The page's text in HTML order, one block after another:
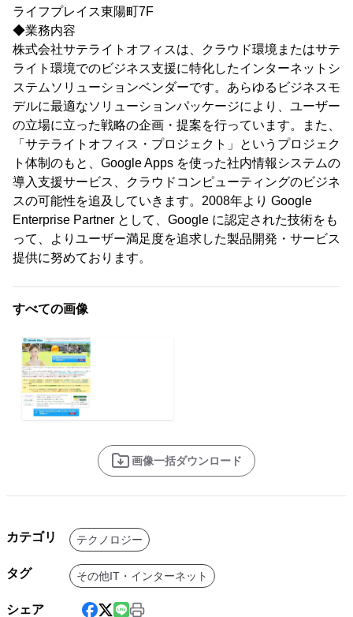
ライフプレイス東陽町7F
◆業務内容
株式会社サテライトオフィスは、クラウド環境またはサテ
ライト環境でのビジネス支援に特化したインターネットシ
ステムソリューションベンダーです。あらゆるビジネスモ
デルに最適なソリューションパッケージにより、ユーザー
の立場に立った戦略の企画・提案を行っています。また、
「サテライトオフィス・プロジェクト」というプロジェク
ト体制のもと、Google Apps を使った社内情報システムの
導入支援サービス、クラウドコンピューティングのビジネ
スの可能性を追及していきます。2008年より Google
Enterprise Partner として、Google に認定された技術をも
って、よりユーザー満足度を追求した製品開発・サービス
提供に努めております。
すべての画像
画像一括ダウンロード
カテゴリ テクノロジー
タグ その他IT・インターネット
シェア